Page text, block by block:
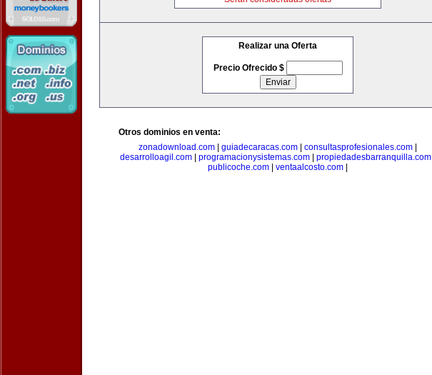
Realizar una Oferta
Precio Ofrecido $
Otros dominios en venta:
zonadownload.com
guiadecaracas.com consultasprofesionales.com
desarrolloagil.com
programacionysistemas.com propiedadesbarranquilla.com
publicoche.com
ventaalcosto.com